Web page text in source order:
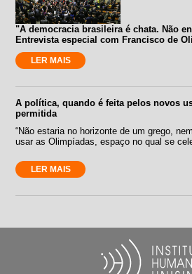
"A democracia brasileira é chata. Não
Entrevista especial com Francisco de
LER MAIS
A política, quando é feita pelos novos
permitida
“Não estaria no horizonte de um grego,
usar as Olimpíadas, espaço no qual se
LER MAIS